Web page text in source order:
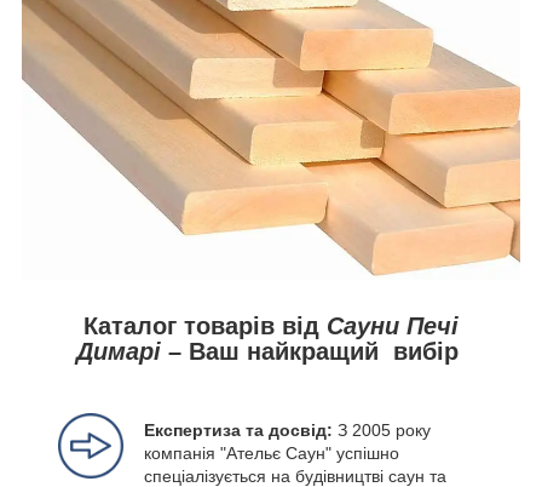
Каталог товарів від Сауни Печі
Димарі – Ваш найкращий вибір
Експертиза та досвід: З 2005 року
компанія "Ательє Саун" успішно
спеціалізується на будівництві саун та